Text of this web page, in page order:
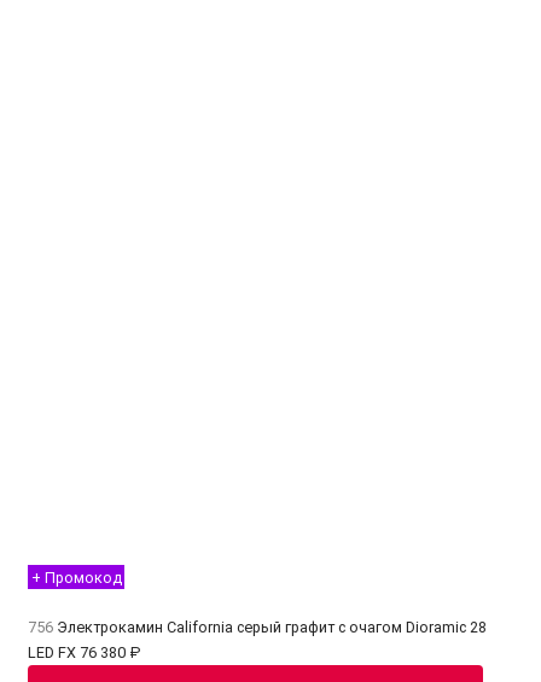
+ Промокод
756 Электрокамин California серый графит с очагом Dioramic 28
LED FX 76 380 ₽